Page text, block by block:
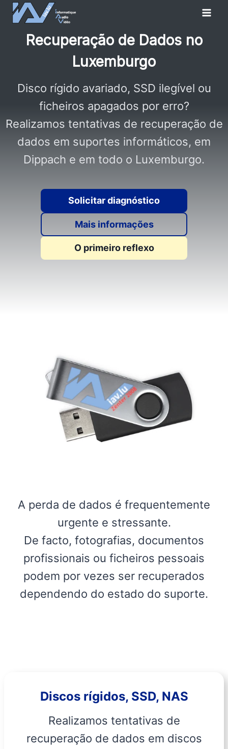
Skip
contentRecuperação de Dados no
Luxemburgo
Disco rígido avariado, SSD ilegível ou
ficheiros apagados por erro?
Realizamos tentativas de recuperação de
dados em suportes informáticos, em
Dippach e em todo o Luxemburgo.
Solicitar diagnóstico
Mais informações
O primeiro reflexo
A perda de dados é frequentemente
urgente e stressante.
De facto, fotografias, documentos
profissionais ou ficheiros pessoais
podem por vezes ser recuperados
dependendo do estado do suporte.
Discos rígidos, SSD, NAS
Realizamos tentativas de
recuperação de dados em discos